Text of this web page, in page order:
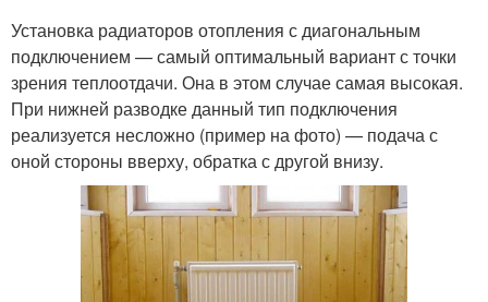
Установка радиаторов отопления с диагональным
подключением — самый оптимальный вариант с точки
зрения теплоотдачи. Она в этом случае самая высокая.
При нижней разводке данный тип подключения
реализуется несложно (пример на фото) — подача с
оной стороны вверху, обратка с другой внизу.